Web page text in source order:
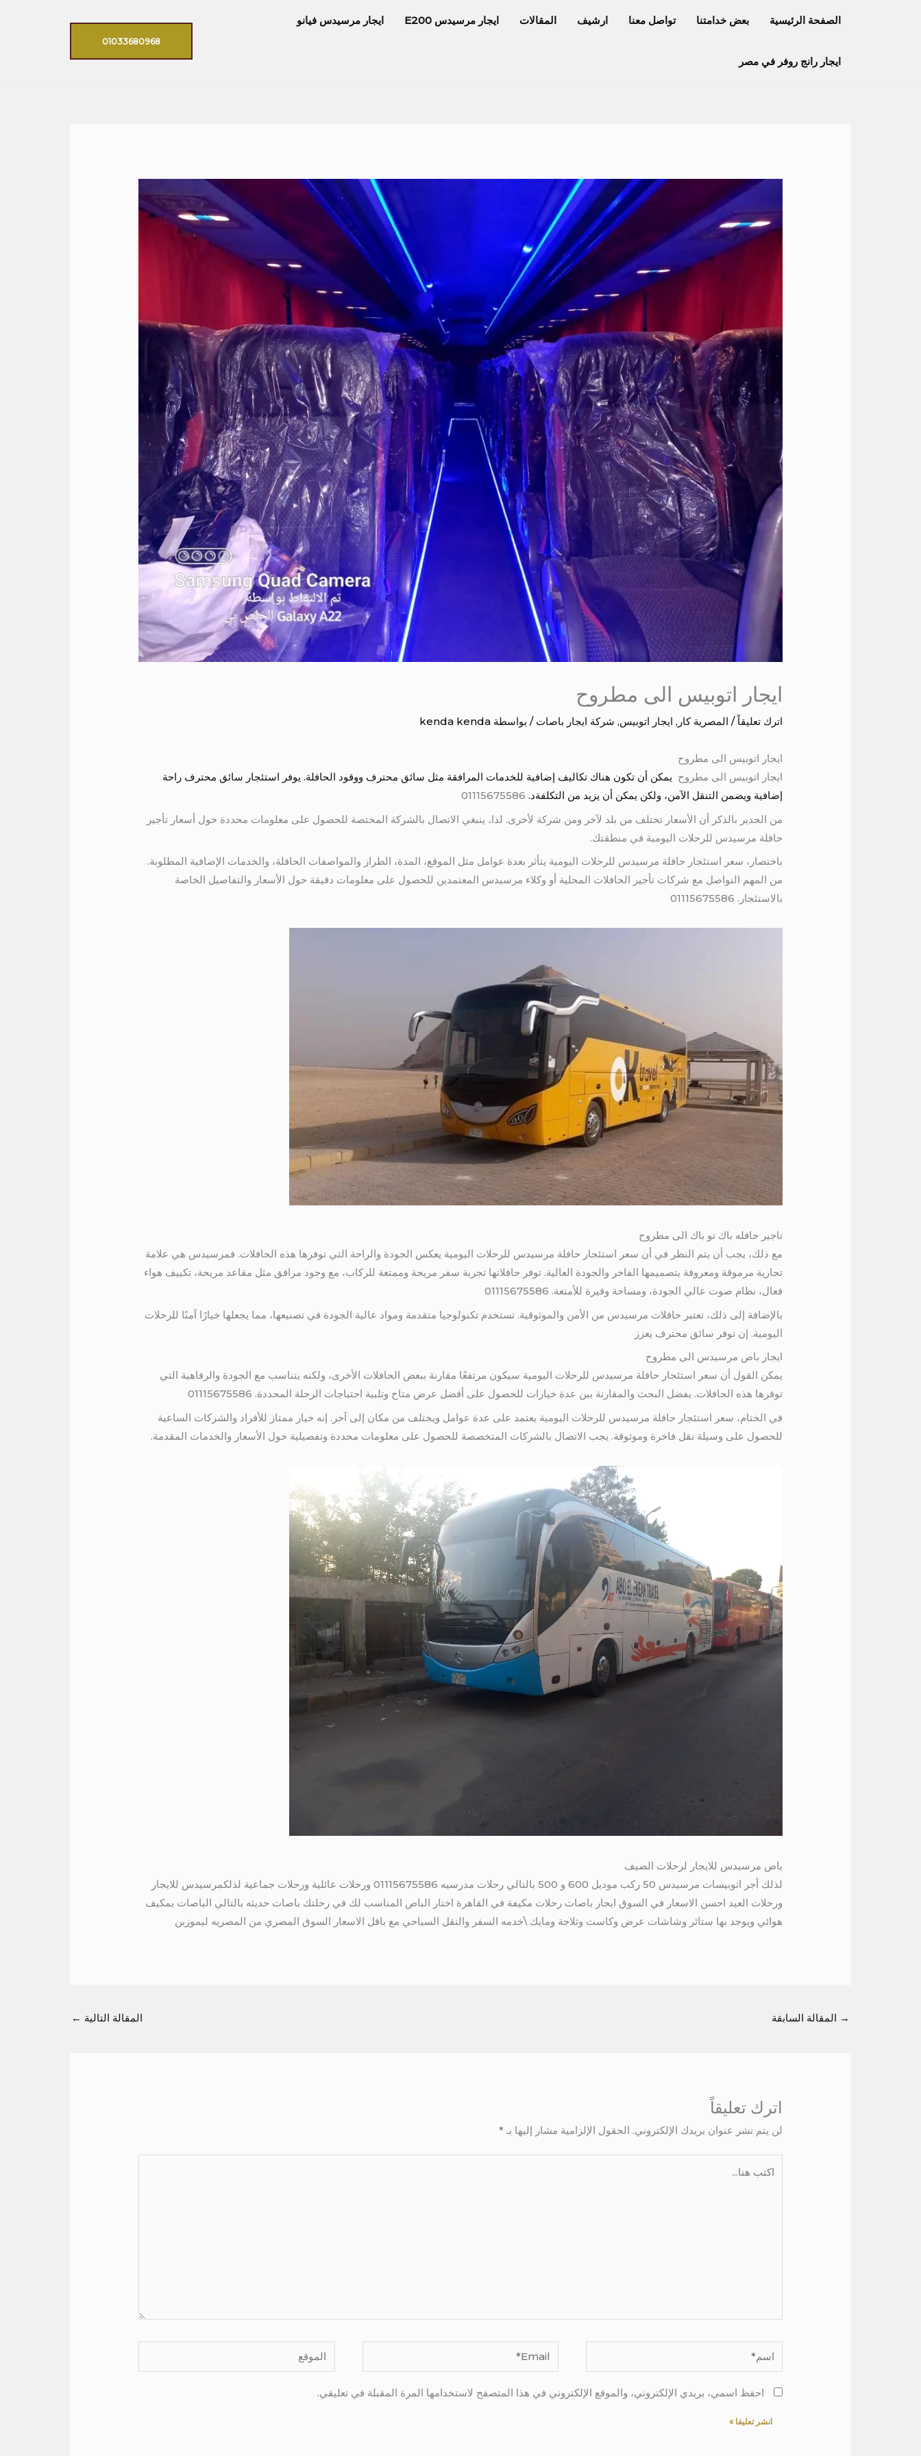
الصفحة الرئيسية بعض خدامتنا تواصل معنا ارشيف المقالات ايجار مرسيدس E200 ايجار مرسيدس فيانو
ايجار رانج روفر في مصر
01033680968
ايجار اتوبيس الى مطروح
اترك تعليقاً / المصرية كار , ايجار اتوبيس, شركة ايجار باصات / بواسطة kenda kenda
ايجار اتوبيس الى مطروح
ايجار اتوبيس الى مطروح يمكن أن تكون هناك تكاليف إضافية للخدمات المرافقة مثل سائق محترف ووقود الحافلة. يوفر استئجار سائق محترف راحة
إضافية ويضمن التنقل الآمن، ولكن يمكن أن يزيد من التكلفةد.
من الجدير بالذكر أن الأسعار تختلف من بلد لآخر ومن شركة لأخرى. لذا، ينبغي الاتصال بالشركة المختصة للحصول على معلومات محددة حول أسعار تأجير
حافلة مرسيدس للرحلات اليومية في منطقتك.
باختصار، سعر استئجار حافلة مرسيدس للرحلات اليومية يتأثر بعدة عوامل مثل الموقع، المدة، الطراز والمواصفات الحافلة، والخدمات الإضافية المطلوبة.
من المهم التواصل مع شركات تأجير الحافلات المحلية أو وكلاء مرسيدس المعتمدين للحصول على معلومات دقيقة حول الأسعار والتفاصيل الخاصة
بالاستئجار. 01115675586
تاجير حافله باك تو باك الى مطروح
مع ذلك، يجب أن يتم النظر في أن سعر استئجار حافلة مرسيدس للرحلات اليومية يعكس الجودة والراحة التي توفرها هذه الحافلات. فمرسيدس هي علامة
تجارية مرموقة ومعروفة بتصميمها الفاخر والجودة العالية. توفر حافلاتها تجربة سفر مريحة وممتعة للركاب، مع وجود مرافق مثل مقاعد مريحة، تكييف هواء
فعال، نظام صوت عالي الجودة، ومساحة وفيرة للأمتعة. 01115675586
بالإضافة إلى ذلك، تعتبر حافلات مرسيدس من الأمن والموثوقية. تستخدم تكنولوجيا متقدمة ومواد عالية الجودة في تصنيعها، مما يجعلها خيارًا آمنًا للرحلات
اليومية. إن توفر سائق محترف يعزز
ايجار باص مرسيدس الى مطروح
يمكن القول أن سعر استئجار حافلة مرسيدس للرحلات اليومية سيكون مرتفعًا مقارنة ببعض الحافلات الأخرى، ولكنه يتناسب مع الجودة والرفاهية التي
توفرها هذه الحافلات. يفضل البحث والمقارنة بين عدة خيارات للحصول على أفضل عرض متاح وتلبية احتياجات الرحلة المحددة. 01115675586
في الختام، سعر استئجار حافلة مرسيدس للرحلات اليومية يعتمد على عدة عوامل ويختلف من مكان إلى آخر. إنه خيار ممتاز للأفراد والشركات الساعية
للحصول على وسيلة نقل فاخرة وموثوقة. يجب الاتصال بالشركات المتخصصة للحصول على معلومات محددة وتفصيلية حول الأسعار والخدمات المقدمة.
باص مرسيدس للايجار لرحلات الصيف
لذلك أجر اتوبيسات مرسيدس 50 ركب موديل 600 و 500 بالتالي رحلات مدرسيه 01115675586 ورحلات عائلية ورحلات جماعية لذلكمرسيدس للايجار
ورحلات العيد احسن الاسعار في السوق ايجار باصات رحلات مكيفة في القاهرة اختار الباص المناسب لك في رحلتك باصات حديثه بالتالي الباصات بمكيف
هوائي ويوجد بها ستائر وشاشات عرض وكاست وثلاجة ومايك \خدمه السفر والنقل السياحي مع باقل الاسعار السوق المصري من المصريه ليموزين
→ المقالة السابقة المقالة التالية ←
اترك تعليقاً
لن يتم نشر عنوان بريدك الإلكتروني. الحقول الإلزامية مشار إليها بـ*
اسم* Email* الموقع
احفظ اسمي، بريدي الإلكتروني، والموقع الإلكتروني في هذا المتصفح لاستخدامها المرة المقبلة في تعليقي.